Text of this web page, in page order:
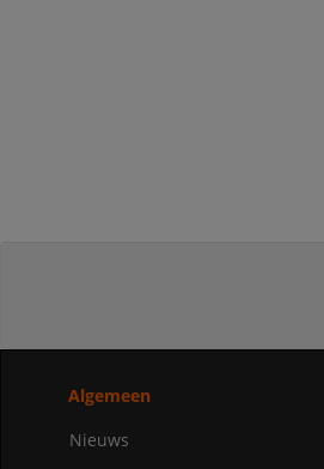
Algemeen
Nieuws